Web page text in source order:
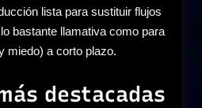
lista para sustituir flujos
bastante llamativa como para
miedo) a corto plazo.
destacadas